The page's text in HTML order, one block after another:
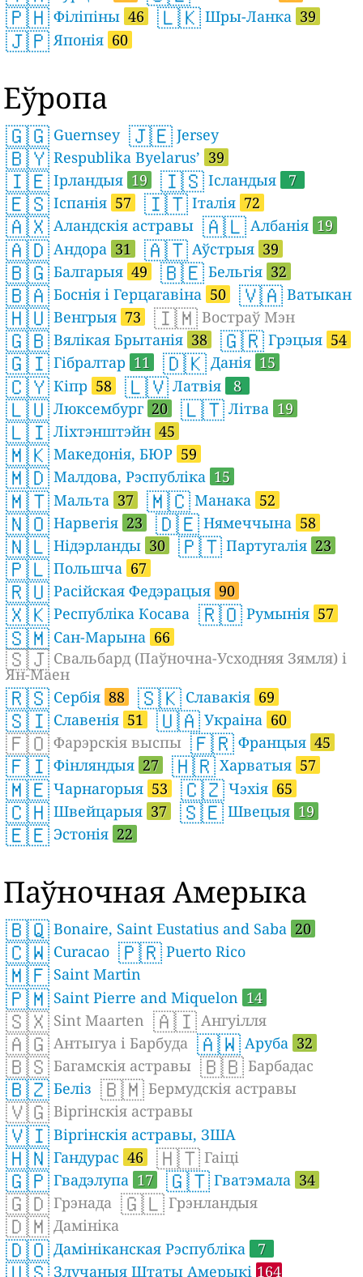
🇵🇭 Філіпіны 46 🇱🇰 Шры-Ланка 39
🇯🇵 Японія 60
Еўропа
🇬🇬 Guernsey 🇯🇪 Jersey
🇧🇾 Respublika Byelarus’ 39
🇮🇪 Ірландыя 19 🇮🇸 Ісландыя 7
🇪🇸 Іспанія 57 🇮🇹 Італія 72
🇦🇽 Аландскія астравы 🇦🇱 Албанія 19
🇦🇩 Андора 31 🇦🇹 Аўстрыя 39
🇧🇬 Балгарыя 49 🇧🇪 Бельгія 32
🇧🇦 Боснія і Герцагавіна 50 🇻🇦 Ватыкан
🇭🇺 Венгрыя 73 🇮🇲 Востраў Мэн
🇬🇧 Вялікая Брытанія 38 🇬🇷 Грэцыя 54
🇬🇮 Гібралтар 11 🇩🇰 Данія 15
🇨🇾 Кіпр 58 🇱🇻 Латвія 8
🇱🇺 Люксембург 20 🇱🇹 Літва 19
🇱🇮 Ліхтэнштэйн 45
🇲🇰 Македонія, БЮР 59
🇲🇩 Малдова, Рэспубліка 15
🇲🇹 Мальта 37 🇲🇨 Манака 52
🇳🇴 Нарвегія 23 🇩🇪 Нямеччына 58
🇳🇱 Нідэрланды 30 🇵🇹 Партугалія 23
🇵🇱 Польшча 67
🇷🇺 Расійская Федэрацыя 90
🇽🇰 Республіка Косава 🇷🇴 Румынія 57
🇸🇲 Сан-Марына 66
🇸🇯 Свальбард (Паўночна-Усходняя Зямля) і
Ян-Маен
🇷🇸 Сербія 88 🇸🇰 Славакія 69
🇸🇮 Славенія 51 🇺🇦 Украіна 60
🇫🇴 Фарэрскія выспы 🇫🇷 Францыя 45
🇫🇮 Фінляндыя 27 🇭🇷 Харватыя 57
🇲🇪 Чарнагорыя 53 🇨🇿 Чэхія 65
🇨🇭 Швейцарыя 37 🇸🇪 Швецыя 19
🇪🇪 Эстонія 22
Паўночная Амерыка
🇧🇶 Bonaire, Saint Eustatius and Saba 20
🇨🇼 Curacao 🇵🇷 Puerto Rico
🇲🇫 Saint Martin
🇵🇲 Saint Pierre and Miquelon 14
🇸🇽 Sint Maarten 🇦🇮 Ангуілля
🇦🇬 Антыгуа і Барбуда 🇦🇼 Аруба 32
🇧🇸 Багамскія астравы 🇧🇧 Барбадас
🇧🇿 Беліз 🇧🇲 Бермудскія астравы
🇻🇬 Віргінскія астравы
🇻🇮 Віргінскія астравы, ЗША
🇭🇳 Гандурас 46 🇭🇹 Гаіці
🇬🇵 Гвадэлупа 17 🇬🇹 Гватэмала 34
🇬🇩 Грэнада 🇬🇱 Грэнландыя
🇩🇲 Дамініка
🇩🇴 Дамініканская Рэспубліка 7
Злучаныя Штаты Амерыкі 164